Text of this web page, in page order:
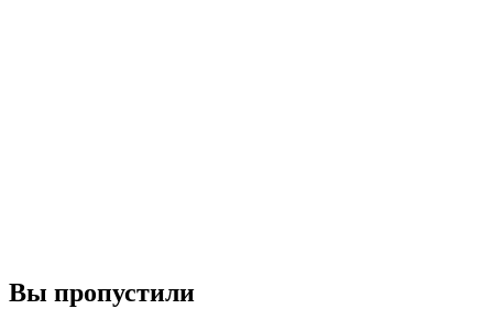
Вы пропустили